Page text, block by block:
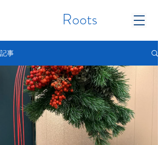
Roots
記事